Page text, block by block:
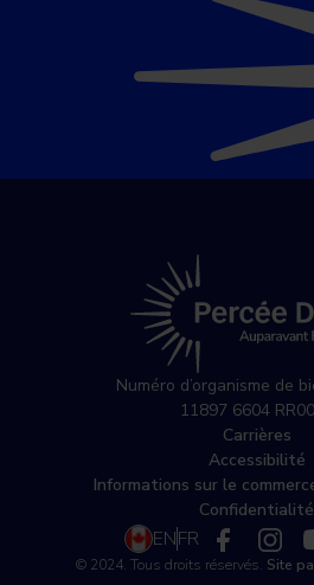
Numéro d’organisme de
11897 6604
Carrières
Accessibilité
Informations sur le
Confidentialité
ENFR
© 2024. Tous droits réservés. Site